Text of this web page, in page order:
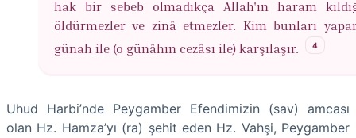
hak bir sebeb olmadıkça Allah'ın haram
öldürmezler ve zinâ etmezler. Kim bunları
günah ile (o günâhın cezâsı ile) karşılaşır.
4
Uhud Harbi’nde Peygamber Efendimizin (sav) amcası
olan Hz. Hamza’yı (ra) şehit eden Hz. Vahşi, Peygamber